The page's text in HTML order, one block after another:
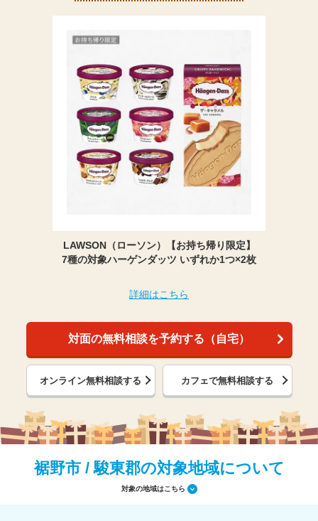
LAWSON（ローソン）【お持ち帰り限定】
7種の対象ハーゲンダッツ いずれか1つ×2枚
詳細はこちら
対面の無料相談を予約する（自宅）
オンライン無料相談する カフェで無料相談する
裾野市 / 駿東郡の対象地域について
対象の地域はこちら